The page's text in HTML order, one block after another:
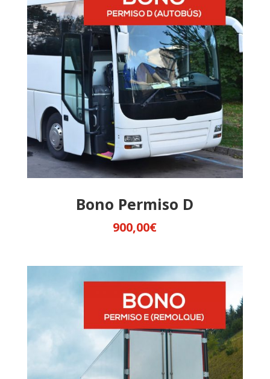
Bono Permiso D
900,00€